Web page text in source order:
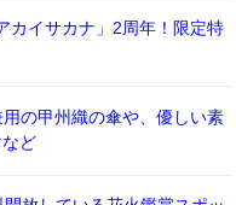
カイサカナ」2周年！限定特
の甲州織の傘や、優しい素
ど